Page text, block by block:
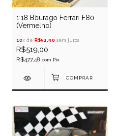
1:18 Bburago Ferrari F80
(Vermelho)
10x de R$51,90 sem juros
R$519,00
R$477,48 com Pix